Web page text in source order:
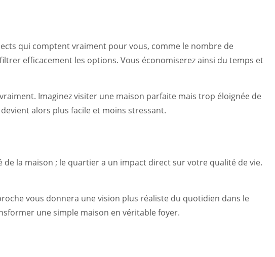
qui comptent vraiment pour vous, comme le nombre de
efficacement les options. Vous économiserez ainsi du temps et
Imaginez visiter une maison parfaite mais trop éloignée de
devient alors plus facile et moins stressant.
la maison ; le quartier a un impact direct sur votre qualité de vie.
vous donnera une vision plus réaliste du quotidien dans le
une simple maison en véritable foyer.